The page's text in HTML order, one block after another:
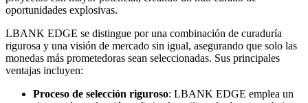
oportunidades explosivas.
LBANK EDGE se distingue por una combinación de curaduría
rigurosa y una visión de mercado sin igual, asegurando que solo las
monedas más prometedoras sean seleccionadas. Sus principales
ventajas incluyen:
Proceso de selección riguroso: LBANK EDGE emplea un